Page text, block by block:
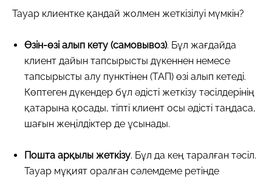
Тауар клиентке қандай жолмен жеткізілуі мүмкін?
Өзін-өзі алып кету (самовывоз). Бұл жағдайда
клиент дайын тапсырысты дүкеннен немесе
тапсырысты алу пунктінен (ТАП) өзі алып кетеді.
Көптеген дүкендер бұл әдісті жеткізу тәсілдерінің
қатарына қосады, тіпті клиент осы әдісті таңдаса,
шағын жеңілдіктер де ұсынады.
Пошта арқылы жеткізу. Бұл да кең таралған тәсіл.
Тауар мұқият оралған сәлемдеме ретінде